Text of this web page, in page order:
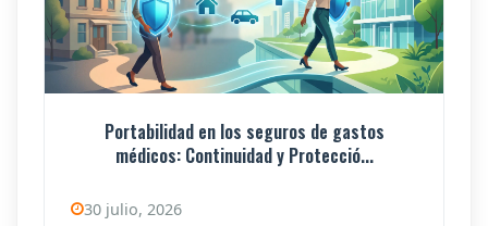
Portabilidad en los seguros de gastos
médicos: Continuidad y Protecció...
30 julio, 2026